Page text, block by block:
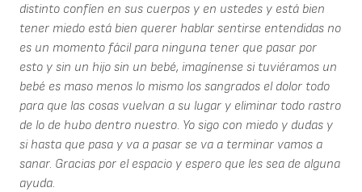
distinto confíen en sus cuerpos y en ustedes y está bien
tener miedo está bien querer hablar sentirse entendidas no
es un momento fácil para ninguna tener que pasar por
esto y sin un hijo sin un bebé, imagínense si tuviéramos un
bebé es maso menos lo mismo los sangrados el dolor todo
para que las cosas vuelvan a su lugar y eliminar todo rastro
de lo de hubo dentro nuestro. Yo sigo con miedo y dudas y
si hasta que pasa y va a pasar se va a terminar vamos a
sanar. Gracias por el espacio y espero que les sea de alguna
ayuda.